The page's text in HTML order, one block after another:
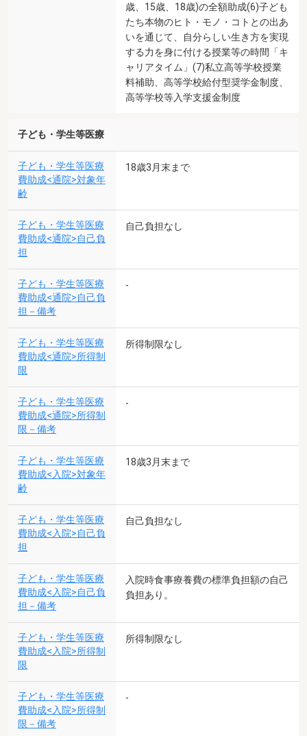
歳、15歳、18歳)の全額助成(6)子ども
たち本物のヒト・モノ・コトとの出あ
いを通じて、自分らしい生き方を実現
する力を身に付ける授業等の時間「キ
ャリアタイム」(7)私立高等学校授業
料補助、高等学校給付型奨学金制度、
高等学校等入学支援金制度
子ども・学生等医療
子ども・学生等医療
費助成<通院>対象年
齢
18歳3月末まで
子ども・学生等医療
費助成<通院>自己負
担
自己負担なし
子ども・学生等医療
費助成<通院>自己負
担－備考
-
子ども・学生等医療
費助成<通院>所得制
限
所得制限なし
子ども・学生等医療
費助成<通院>所得制
限－備考
-
子ども・学生等医療
費助成<入院>対象年
齢
18歳3月末まで
子ども・学生等医療
費助成<入院>自己負
担
自己負担なし
子ども・学生等医療
費助成<入院>自己負
担－備考
入院時食事療養費の標準負担額の自己
負担あり。
子ども・学生等医療
費助成<入院>所得制
限
所得制限なし
子ども・学生等医療
費助成<入院>所得制
限－備考
-